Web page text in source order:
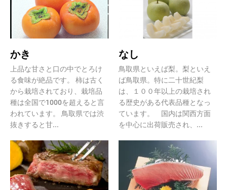
かき
上品な甘さと口の中でとろけ
る食味が絶品です。 柿は古く
から栽培されており、栽培品
種は全国で1000を超えると言
われています。 鳥取県では渋
抜きすると甘...
なし
鳥取県といえば梨。梨といえ
ば鳥取県。特に二十世紀梨
は、１００年以上の栽培され
る歴史がある代表品種となっ
ています。 国内は関西方面
を中心に出荷販売され、...